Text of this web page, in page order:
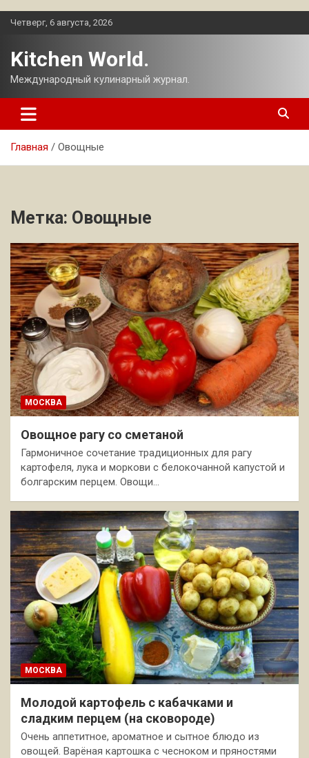
Перейти
Четверг, 6 августа, 2026
Kitchen World.
Международный кулинарный журнал.
Главная Овощные
Метка: Овощные
МОСКВА
Овощное рагу со сметаной
Гармоничное сочетание традиционных для рагу
картофеля, лука и моркови с белокочанной капустой и
болгарским перцем. Овощи…
МОСКВА
Молодой картофель с кабачками и
сладким перцем (на сковороде)
Очень аппетитное, ароматное и сытное блюдо из
овощей. Варёная картошка с чесноком и пряностями